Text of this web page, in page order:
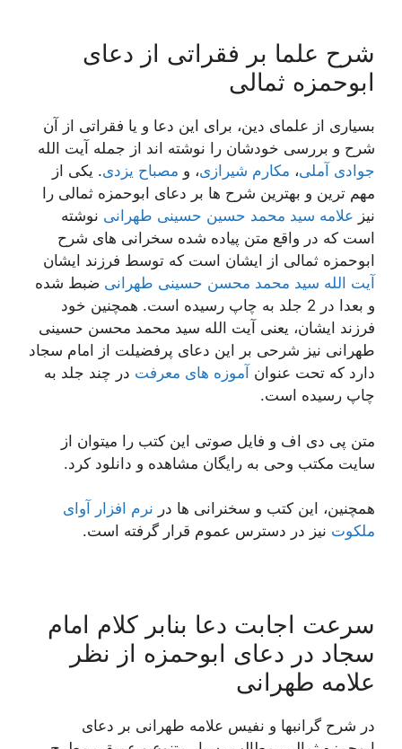
شرح علما بر فقراتی از دعای
ابوحمزه ثمالی
بسیاری از علمای دین، برای این دعا و یا فقراتی از آن
شرح و بررسی خودشان را نوشته اند از جمله آیت الله
جوادی آملی، مکارم شیرازی، و مصباح یزدی. یکی از
مهم ترین و بهترین شرح ها بر دعای ابوحمزه ثمالی را
نیز علامه سید محمد حسین حسینی طهرانی نوشته
است که در واقع متن پیاده شده سخرانی های شرح
ابوحمزه ثمالی از ایشان است که توسط فرزند ایشان
آیت الله سید محمد محسن حسینی طهرانی ضبط شده
و بعدا در 2 جلد به چاپ رسیده است. همچنین خود
فرزند ایشان، یعنی آیت الله سید محمد محسن حسینی
طهرانی نیز شرحی بر این دعای پرفضیلت از امام سجاد
دارد که تحت عنوان آموزه های معرفت در چند جلد به
چاپ رسیده است.
متن پی دی اف و فایل صوتی این کتب را میتوان از
سایت مکتب وحی به رایگان مشاهده و دانلود کرد.
همچنین، این کتب و سخنرانی ها در نرم افزار آوای
ملکوت نیز در دسترس عموم قرار گرفته است.
سرعت اجابت دعا بنابر کلام امام
سجاد در دعای ابوحمزه از نظر
علامه طهرانی
در شرح گرانبها و نفیس علامه طهرانی بر دعای